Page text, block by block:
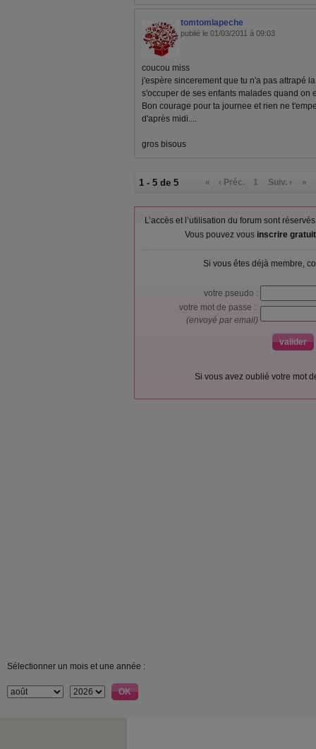
tomtomlapeche
publié le 01/03/2011 à 09:03
coucou miss
j'espère sincerement que tu n'a pas attrapé
s'occuper de ses enfants malades quand on
Bon courage pour ta journee et rien ne
d'après midi....
gros bisous
1 - 5 de 5 « ‹ Préc. 1 Suiv. › »
L’accès et l’utilisation du forum sont
Vous pouvez vous inscrire
Si vous êtes déjà membre,
votre pseudo :
votre mot de passe :
(envoyé par email)
Si vous avez oublié votre mot
Sélectionner un mois et une année :